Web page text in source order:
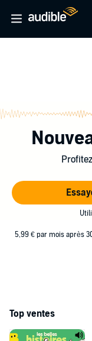
5,99 € par mois après
Top ventes